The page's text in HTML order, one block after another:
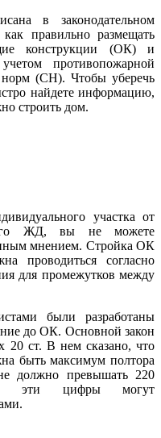
в законодательном
правильно размещать
конструкции (ОК) и
противопожарной
(СН). Чтобы уберечь
найдете информацию,
строить дом.
участка от
ЖД, вы не можете
мнением. Стройка ОК
проводиться согласно
для промежутков между
были разработаны
до ОК. Основной закон
ст. В нем сказано, что
быть максимум полтора
должно превышать 220
эти цифры могут